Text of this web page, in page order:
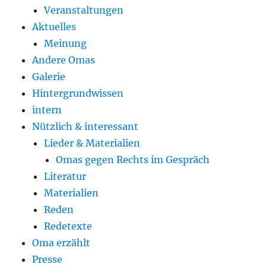
Veranstaltungen
Aktuelles
Meinung
Andere Omas
Galerie
Hintergrundwissen
intern
Nützlich & interessant
Lieder & Materialien
Omas gegen Rechts im Gespräch
Literatur
Materialien
Reden
Redetexte
Oma erzählt
Presse